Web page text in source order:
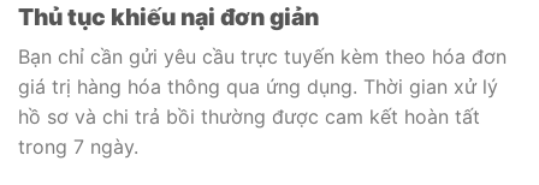
Thủ tục khiếu nại đơn giản
Bạn chỉ cần gửi yêu cầu trực tuyến kèm theo hóa đơn
giá trị hàng hóa thông qua ứng dụng. Thời gian xử lý
hồ sơ và chi trả bồi thường được cam kết hoàn tất
trong 7 ngày.